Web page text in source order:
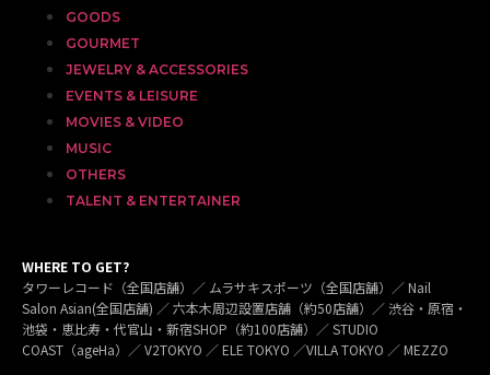
GOODS
GOURMET
JEWELRY & ACCESSORIES
EVENTS & LEISURE
MOVIES & VIDEO
MUSIC
OTHERS
TALENT & ENTERTAINER
WHERE TO GET?
タワーレコード（全国店舗）／ ムラサキスポーツ（全国店舗）／ Nail
Salon Asian(全国店舗) ／ 六本木周辺設置店舗（約50店舗）／ 渋谷・原宿・
池袋・恵比寿・代官山・新宿SHOP（約100店舗）／ STUDIO
COAST（ageHa）／ V2TOKYO ／ ELE TOKYO ／VILLA TOKYO ／ MEZZO